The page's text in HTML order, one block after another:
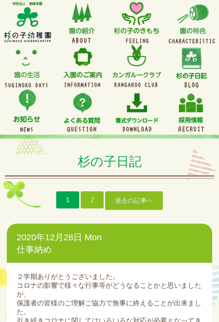
杉の子日記
1 2 過去の記事へ
2020年12月28日 Mon
仕事納め
２学期ありがとうございました。
コロナの影響で様々な行事等がどうなることかと思いました
が、
保護者の皆様のご理解ご協力で無事に終えることが出来まし
た。